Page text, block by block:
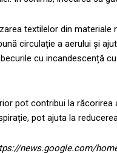
textilelor din materiale
circulație a aerului și
cu incandescență
pot contribui la
pot ajuta la
news.google.com/